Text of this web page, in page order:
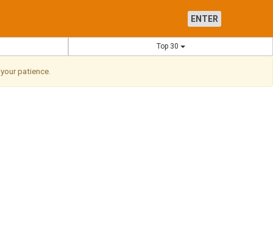
ENTER
Top 30
patience.